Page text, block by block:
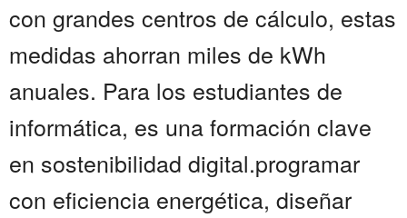
con grandes centros de cálculo, estas
medidas ahorran miles de kWh
anuales. Para los estudiantes de
informática, es una formación clave
en sostenibilidad digital.programar
con eficiencia energética, diseñar